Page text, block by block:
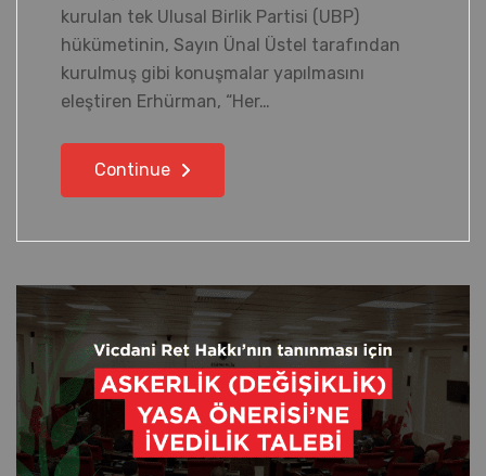
kurulan tek Ulusal Birlik Partisi (UBP)
hükümetinin, Sayın Ünal Üstel tarafından
kurulmuş gibi konuşmalar yapılmasını
eleştiren Erhürman, “Her…
Continue